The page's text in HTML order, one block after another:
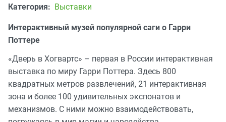
Категория: Выставки
Интерактивный музей популярной саги о Гарри
Поттере
«Дверь в Хогвартс» – первая в России интерактивная
выставка по миру Гарри Поттера. Здесь 800
квадратных метров развлечений, 21 интерактивная
зона и более 100 удивительных экспонатов и
механизмов. С ними можно взаимодействовать,